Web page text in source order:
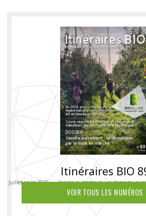
Itinéraires BIO
Juillet-août 2026 : « Vendre autrement : se démarquer
VOIR TOUS LES NUMÉROS